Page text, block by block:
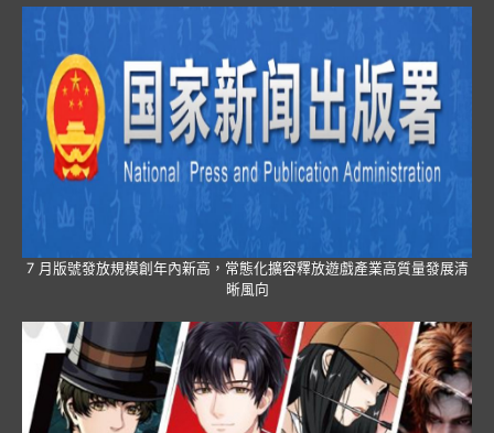
7 月版號發放規模創年內新高，常態化擴容釋放遊戲產業高質量發展清
晰風向